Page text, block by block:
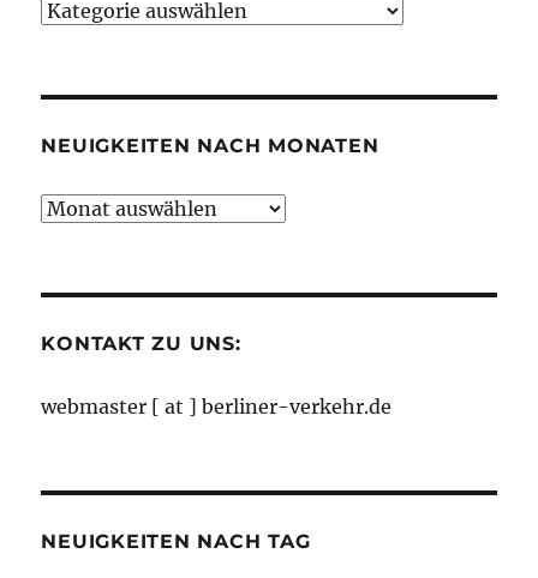
Neuigkeiten
NEUIGKEITEN NACH MONATEN
Neuigkeiten
KONTAKT ZU UNS:
webmaster [ at ] berliner-verkehr.de
NEUIGKEITEN NACH TAG